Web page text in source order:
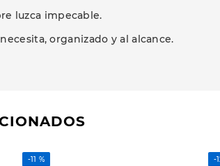
luzca impecable.
organizado y al alcance.
-11 % -